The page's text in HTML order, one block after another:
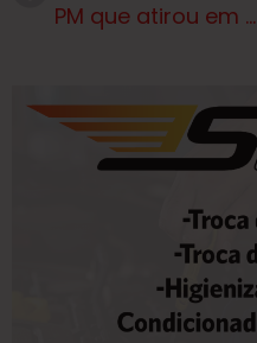
PM que atirou em mulher é suspensa da corporação e fica sem arma